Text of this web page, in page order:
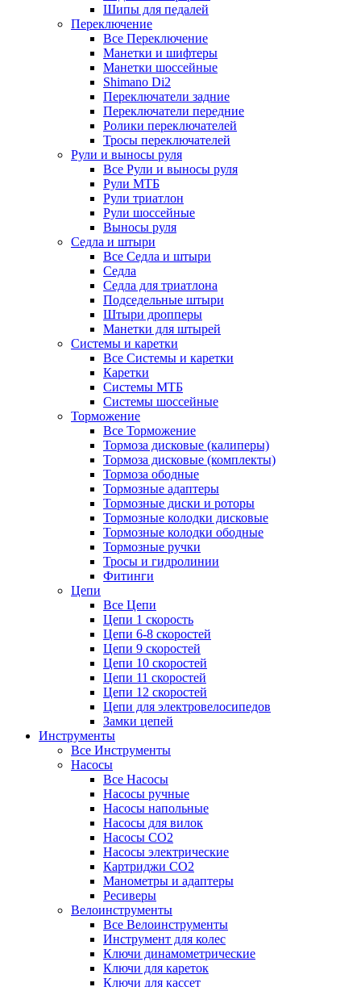
Шипы для педалей
Переключение
Все Переключение
Манетки и шифтеры
Манетки шоссейные
Shimano Di2
Переключатели задние
Переключатели передние
Ролики переключателей
Тросы переключателей
Рули и выносы руля
Все Рули и выносы руля
Рули МТБ
Рули триатлон
Рули шоссейные
Выносы руля
Седла и штыри
Все Седла и штыри
Седла
Седла для триатлона
Подседельные штыри
Штыри дропперы
Манетки для штырей
Системы и каретки
Все Системы и каретки
Каретки
Системы МТБ
Системы шоссейные
Торможение
Все Торможение
Тормоза дисковые (калиперы)
Тормоза дисковые (комплекты)
Тормоза ободные
Тормозные адаптеры
Тормозные диски и роторы
Тормозные колодки дисковые
Тормозные колодки ободные
Тормозные ручки
Тросы и гидролинии
Фитинги
Цепи
Все Цепи
Цепи 1 скорость
Цепи 6-8 скоростей
Цепи 9 скоростей
Цепи 10 скоростей
Цепи 11 скоростей
Цепи 12 скоростей
Цепи для электровелосипедов
Замки цепей
Инструменты
Все Инструменты
Насосы
Все Насосы
Насосы ручные
Насосы напольные
Насосы для вилок
Насосы CO2
Насосы электрические
Картриджи CO2
Манометры и адаптеры
Ресиверы
Велоинструменты
Все Велоинструменты
Инструмент для колес
Ключи динамометрические
Ключи для кареток
Ключи для кассет